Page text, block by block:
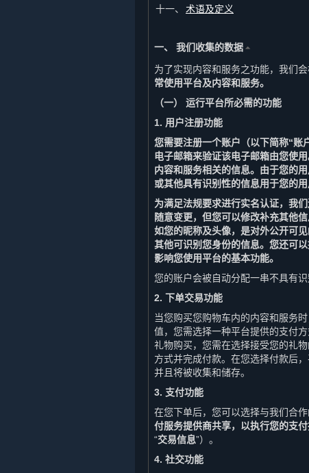
十一、
术语及定义
一、 我们收集的数据 ⏶
为了实现内容和服务之功能，我们
常使用平台及内容和服务。
（一） 运行平台所必需的功能
1. 用户注册功能
您需要注册一个账户（以下简称“账
电子邮箱来验证该电子邮箱由您使
内容和服务相关的信息。由于您的
或其他具有识别性的信息用于您的用
为满足法规要求进行实名认证，我
随意变更，但您可以修改补充其他
如您的昵称及头像，是对外公开可
其他可识别您身份的信息。您还可
影响您使用平台的基本功能。
您的账户会被自动分配一串不具有
2. 下单交易功能
当您购买您购物车内的内容和服务
值，您需选择一种平台提供的支付
礼物购买，您需在选择接受您的礼
方式并完成付款。在您选择付款后
并且将被收集和储存。
3. 支付功能
在您下单后，您可以选择与我们合
付服务提供商共享，以执行您的支付
“交易信息”）。
4. 社交功能